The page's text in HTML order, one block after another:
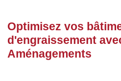
Optimisez vos
d'engraissement
Aménagements